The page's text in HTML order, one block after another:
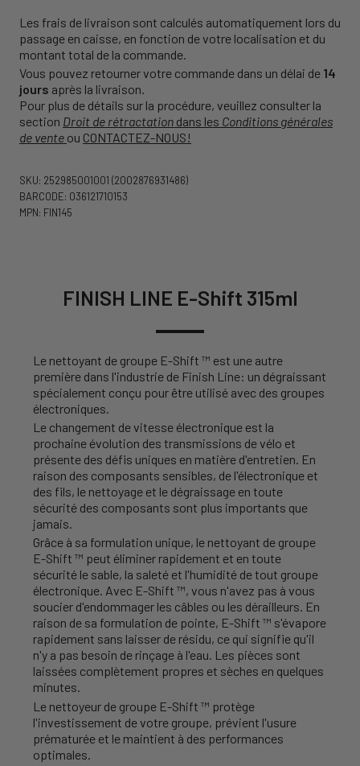
Les frais de livraison sont calculés automatiquement lors du
passage en caisse, en fonction de votre localisation et du
montant total de la commande.
Vous pouvez retourner votre commande dans un délai de 14
jours après la livraison.
Pour plus de détails sur la procédure, veuillez consulter la
section Droit de rétractation dans les Conditions générales
de vente ou CONTACTEZ-NOUS!
SKU: 252985001001 (2002876931486)
BARCODE: 036121710153
MPN: FIN145
FINISH LINE E-Shift 315ml
Le nettoyant de groupe E-Shift ™ est une autre
première dans l'industrie de Finish Line: un dégraissant
spécialement conçu pour être utilisé avec des groupes
électroniques.
Le changement de vitesse électronique est la
prochaine évolution des transmissions de vélo et
présente des défis uniques en matière d'entretien. En
raison des composants sensibles, de l'électronique et
des fils, le nettoyage et le dégraissage en toute
sécurité des composants sont plus importants que
jamais.
Grâce à sa formulation unique, le nettoyant de groupe
E-Shift ™ peut éliminer rapidement et en toute
sécurité le sable, la saleté et l'humidité de tout groupe
électronique. Avec E-Shift ™, vous n'avez pas à vous
soucier d'endommager les câbles ou les dérailleurs. En
raison de sa formulation de pointe, E-Shift ™ s'évapore
rapidement sans laisser de résidu, ce qui signifie qu'il
n'y a pas besoin de rinçage à l'eau. Les pièces sont
laissées complètement propres et sèches en quelques
minutes.
Le nettoyeur de groupe E-Shift ™ protège
l'investissement de votre groupe, prévient l'usure
prématurée et le maintient à des performances
optimales.